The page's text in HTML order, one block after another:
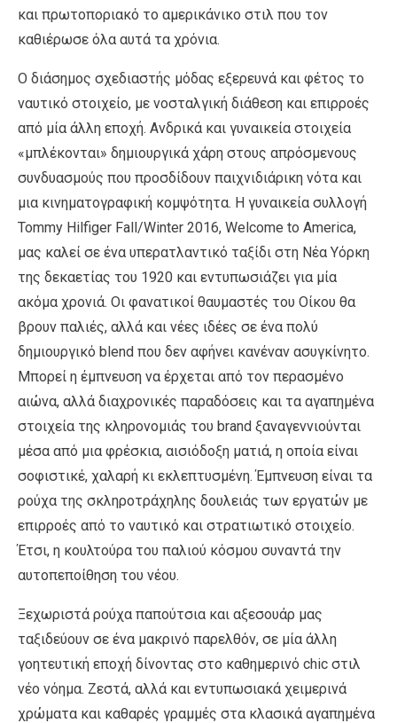
και πρωτοποριακό το αμερικάνικο στιλ που τον
καθιέρωσε όλα αυτά τα χρόνια.
O διάσημος σχεδιαστής μόδας εξερευνά και φέτος το
ναυτικό στοιχείο, με νοσταλγική διάθεση και επιρροές
από μία άλλη εποχή. Ανδρικά και γυναικεία στοιχεία
«μπλέκονται» δημιουργικά χάρη στους απρόσμενους
συνδυασμούς που προσδίδουν παιχνιδιάρικη νότα και
μια κινηματογραφική κομψότητα. Η γυναικεία συλλογή
Tommy Hilfiger Fall/Winter 2016, Welcome to America,
μας καλεί σε ένα υπερατλαντικό ταξίδι στη Νέα Υόρκη
της δεκαετίας του 1920 και εντυπωσιάζει για μία
ακόμα χρονιά. Οι φανατικοί θαυμαστές του Οίκου θα
βρουν παλιές, αλλά και νέες ιδέες σε ένα πολύ
δημιουργικό blend που δεν αφήνει κανέναν ασυγκίνητο.
Μπορεί η έμπνευση να έρχεται από τον περασμένο
αιώνα, αλλά διαχρονικές παραδόσεις και τα αγαπημένα
στοιχεία της κληρονομιάς του brand ξαναγεννιούνται
μέσα από μια φρέσκια, αισιόδοξη ματιά, η οποία είναι
σοφιστικέ, χαλαρή κι εκλεπτυσμένη. Έμπνευση είναι τα
ρούχα της σκληροτράχηλης δουλειάς των εργατών με
επιρροές από το ναυτικό και στρατιωτικό στοιχείο.
Έτσι, η κουλτούρα του παλιού κόσμου συναντά την
αυτοπεποίθηση του νέου.
Ξεχωριστά ρούχα παπούτσια και αξεσουάρ μας
ταξιδεύουν σε ένα μακρινό παρελθόν, σε μία άλλη
γοητευτική εποχή δίνοντας στο καθημερινό chic στιλ
νέο νόημα. Ζεστά, αλλά και εντυπωσιακά χειμερινά
χρώματα και καθαρές γραμμές στα κλασικά αγαπημένα